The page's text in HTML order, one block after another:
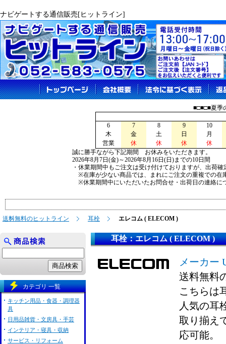
ナビゲートする通信販売[ヒットライン]
■□■□■夏季
6 7 8 9
10
木
金 土 日
月
営業
休 休 休
休
誠に勝手ながら下記期間 お休みをいただきます。
2026年8月7日(金)～2026年8月16日(日)までの10日間
・休業期間中もご注文は受け付けておりますが、出荷
※在庫が少ない商品では、まれにご注文の重複での在
※休業期間中にいただいたお問合せ・出荷日の連絡に
送料無料のヒットライン 耳栓 エレコム ( ELECOM )
耳栓：エレコム ( ELECOM )
メーカー
送料無料
こちらは
人気の耳
取り揃え
応可能。
カテゴリ 一覧
キッチン用品・食器・調理器
具
日用品雑貨・文房具・手芸
インテリア・寝具・収納
サービス・リフォーム